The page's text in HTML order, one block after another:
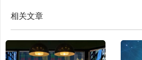
相关文章